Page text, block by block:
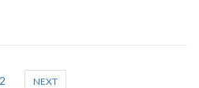
2 NEXT